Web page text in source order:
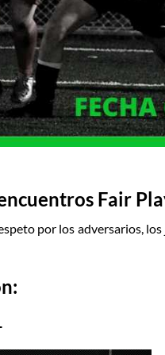
Fair
por los adversarios, los